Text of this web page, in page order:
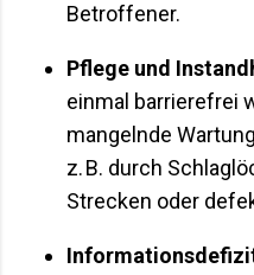
Betroffener.
Pflege und
einmal barrierefrei
mangelnde
z. B. durch
Strecken oder